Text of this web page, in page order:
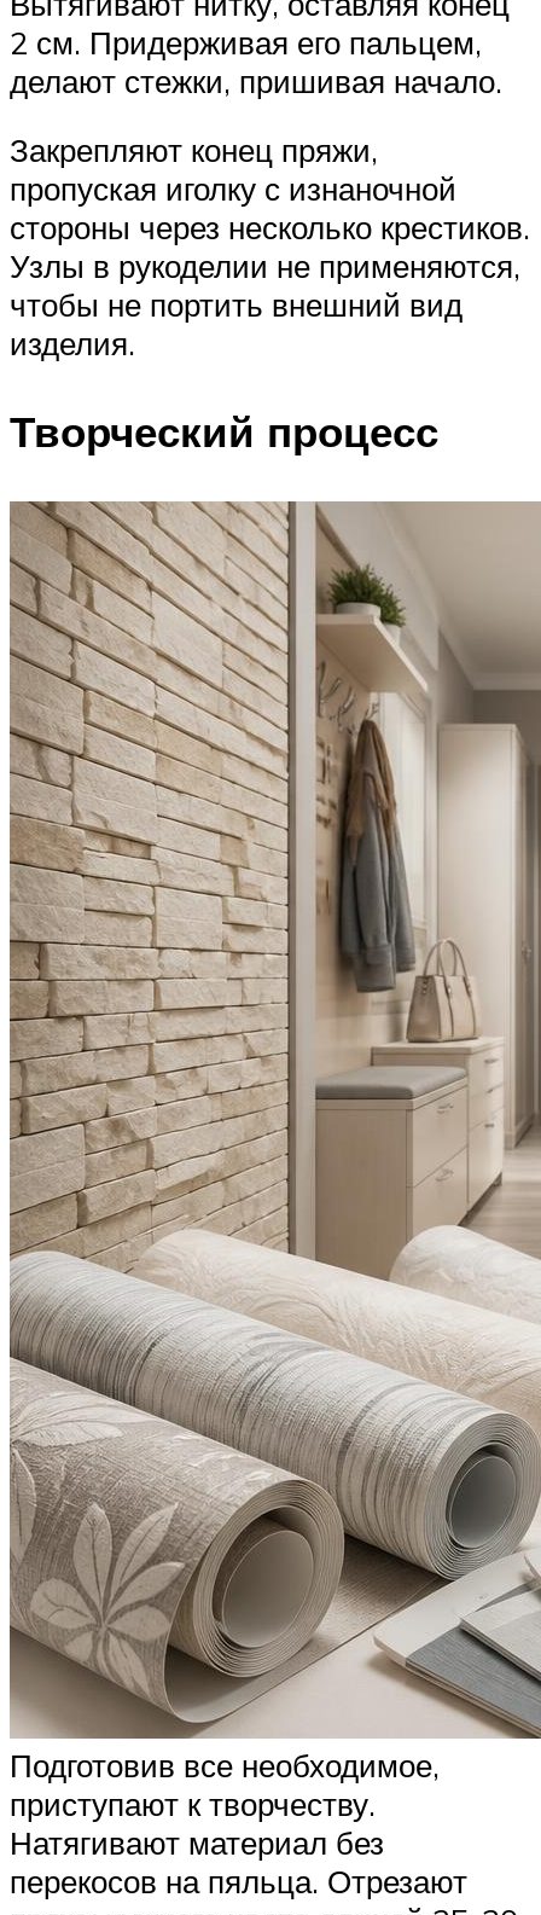
2 см. Придерживая его пальцем,
делают стежки, пришивая начало.
Закрепляют конец пряжи,
пропуская иголку с изнаночной
стороны через несколько крестиков.
Узлы в рукоделии не применяются,
чтобы не портить внешний вид
изделия.
Творческий процесс
Подготовив все необходимое,
приступают к творчеству.
Натягивают материал без
перекосов на пяльца. Отрезают